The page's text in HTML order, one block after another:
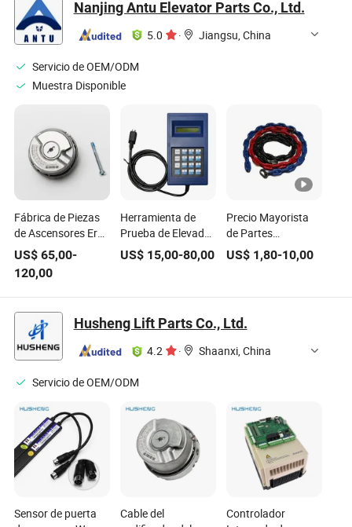
de seguridad para
piezas de elevador
Nanjing Antu Elevator Parts Co., Ltd.
5.0 · Jiangsu, China
Servicio de OEM/ODM
Muestra Disponible
Fábrica de Piezas
de Ascensores Ern
1387 2048 62s14-
70 Encoder
Heidenhain para
Ascensores
US$65,00-
120,00
Herramienta de
Prueba de Elevador
Gaa21750ak3
Herramienta de
Elevador
US$ 15,00-80,00
Precio Mayorista
de Partes
Generales de
Elevador Cadena
de Plástico para
US$ 1,80-10,00
Husheng Lift Parts Co., Ltd.
4.2 · Shaanxi, China
Servicio de OEM/ODM
Sensor de puerta
Cable del
Controlador